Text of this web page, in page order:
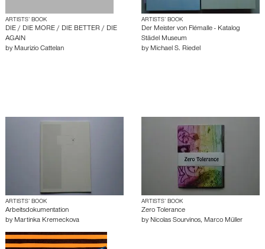
ARTISTS’ BOOK
DIE / DIE MORE / DIE BETTER / DIE
AGAIN
by Maurizio Cattelan
ARTISTS’ BOOK
Der Meister von Flémalle - Katalog
Städel Museum
by Michael S. Riedel
ARTISTS’ BOOK
Arbeitsdokumentation
by Martinka Kremeckova
ARTISTS’ BOOK
Zero Tolerance
by Nicolas Sourvinos, Marco Müller